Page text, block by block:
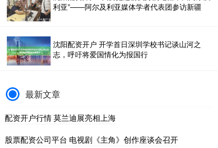
利亚”——阿尔及利亚媒体学者代表团参访新疆
沈阳配资开户 开学首日深圳学校书记谈山河之
志，呼吁将爱国情化为报国行
最新文章
配资开户行情 莫兰迪展亮相上海
股票配资公司平台 电视剧《主角》创作座谈会召开